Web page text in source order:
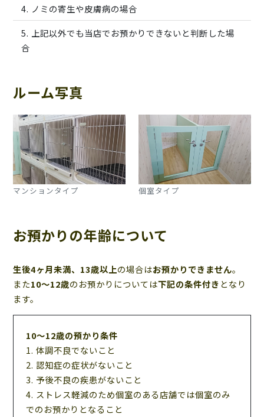
ノミの寄生や皮膚病の場合
上記以外でも当店でお預かりできないと判断した場
合
ルーム写真
マンションタイプ 個室タイプ
お預かりの年齢について
生後4ヶ月未満、13歳以上の場合はお預かりできません。
また10～12歳のお預かりについては下記の条件付き となり
ます。
10～12歳の預かり条件
体調不良でないこと
認知症の症状がないこと
予後不良の疾患がないこと
ストレス軽減のため個室のある店舗では個室のみ
でのお預かりとなること